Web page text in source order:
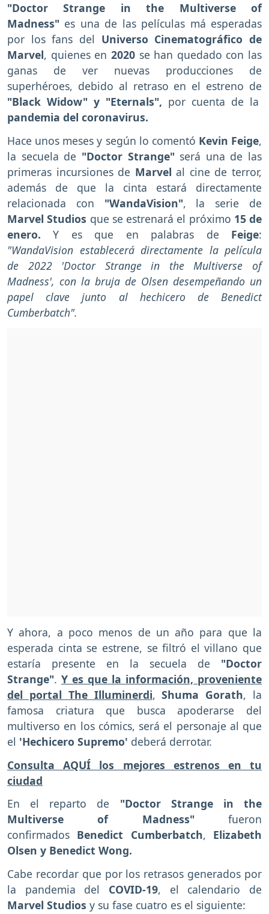
"Doctor Strange in the Multiverse of
Madness" es una de las películas má esperadas
por los fans del Universo Cinematográfico de
Marvel, quienes en 2020se han quedado con las
ganas de ver nuevas producciones de
superhéroes, debido al retraso en el estreno de
"Black Widow" y "Eternals", por cuenta de la
pandemia del coronavirus.
Hace unos meses y según lo comentó Kevin Feige,
la secuela de "Doctor Strange" será una de las
primeras incursiones de Marvel al cine de terror,
además de que la cinta estará directamente
relacionada con "WandaVision", la serie de
Marvel Studios que se estrenará el próximo 15 de
enero. Y es que en palabras de Feige:
"WandaVision establecerá directamente la película
de 2022 'Doctor Strange in the Multiverse of
Madness', con la bruja de Olsen desempeñando un
papel clave junto al hechicero de Benedict
Cumberbatch".
Y ahora, a poco menos de un año para que la
esperada cinta se estrene, se filtró el villano que
estaría presente en la secuela de "Doctor
Strange". Y es que la información, proveniente
del portal The Illuminerdi,Shuma Gorath, la
famosa criatura que busca apoderarse del
multiverso en los cómics, será el personaje al que
el 'Hechicero Supremo' deberá derrotar.
Consulta AQUÍ los mejores estrenos en tu
ciudad
En el reparto de "Doctor Strange in the
Multiverse of Madness" fueron
confirmados Benedict Cumberbatch, Elizabeth
Olsen y Benedict Wong.
Cabe recordar que por los retrasos generados por
la pandemia del COVID-19, el calendario de
Marvel Studios y su fase cuatro es el siguiente: